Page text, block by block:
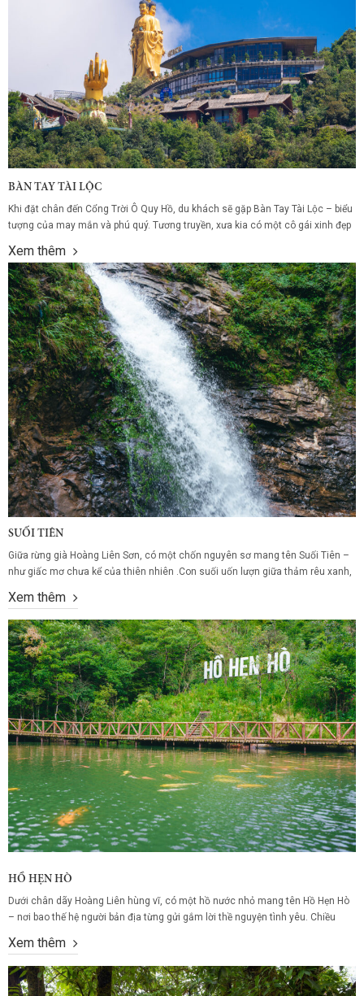
BÀN TAY TÀI LỘC
Khi đặt chân đến Cổng Trời Ô Quy Hồ, du khách sẽ gặp Bàn Tay Tài Lộc – biểu
tượng của may mắn và phú quý. Tương truyền, xưa kia có một cô gái xinh đẹp
cho hậu thế....
Xem thêm
SUỐI TIÊN
Giữa rừng già Hoàng Liên Sơn, có một chốn nguyên sơ mang tên Suối Tiên –
như giấc mơ chưa kể của thiên nhiên .Con suối uốn lượn giữa thảm rêu xanh,
lạnh buốt, chạm vào như thấy cả...
Xem thêm
HỒ HẸN HÒ
Dưới chân dãy Hoàng Liên hùng vĩ, có một hồ nước nhỏ mang tên Hồ Hẹn Hò
– nơi bao thế hệ người bản địa từng gửi gắm lời thề nguyện tình yêu. Chiều
sợi chỉ đỏ quanh cổ...
Xem thêm